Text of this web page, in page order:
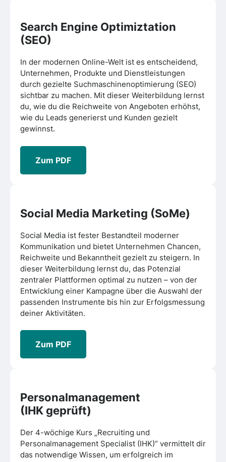
Search Engine Optimiztation
(SEO)
In der modernen Online-Welt ist es entscheidend,
Unternehmen, Produkte und Dienstleistungen
durch gezielte Suchmaschinenoptimierung (SEO)
sichtbar zu machen. Mit dieser Weiterbildung lernst
du, wie du die Reichweite von Angeboten erhöhst,
wie du Leads generierst und Kunden gezielt
gewinnst.
Zum PDF
Social Media Marketing (SoMe)
Social Media ist fester Bestandteil moderner
Kommunikation und bietet Unternehmen Chancen,
Reichweite und Bekanntheit gezielt zu steigern. In
dieser Weiterbildung lernst du, das Potenzial
zentraler Plattformen optimal zu nutzen – von der
Entwicklung einer Kampagne über die Auswahl der
passenden Instrumente bis hin zur Erfolgsmessung
deiner Aktivitäten.
Zum PDF
Personalmanagement
(IHK geprüft)
Der 4-wöchige Kurs „Recruiting und
Personalmanagement Specialist (IHK)“ vermittelt dir
das notwendige Wissen, um erfolgreich im